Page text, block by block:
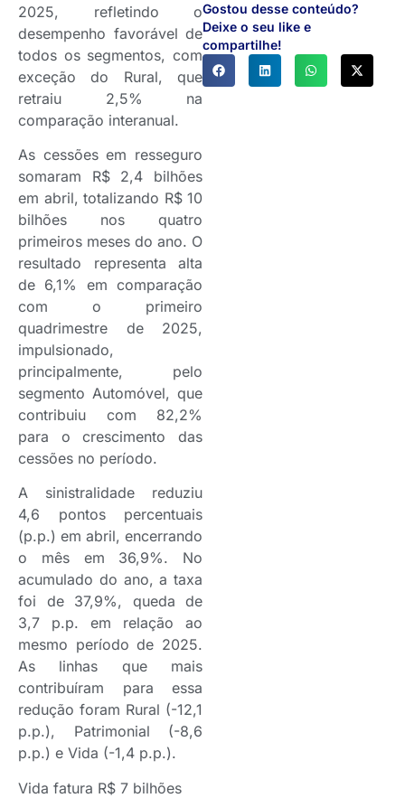
Gostou desse conteúdo?
Deixe o seu like e
compartilhe!
2025, refletindo o
desempenho favorável de
todos os segmentos, com
exceção do Rural, que
retraiu 2,5% na
comparação interanual.
As cessões em resseguro
somaram R$ 2,4 bilhões
em abril, totalizando R$ 10
bilhões nos quatro
primeiros meses do ano. O
resultado representa alta
de 6,1% em comparação
com o primeiro
quadrimestre de 2025,
impulsionado,
principalmente, pelo
segmento Automóvel, que
contribuiu com 82,2%
para o crescimento das
cessões no período.
A sinistralidade reduziu
4,6 pontos percentuais
(p.p.) em abril, encerrando
o mês em 36,9%. No
acumulado do ano, a taxa
foi de 37,9%, queda de
3,7 p.p. em relação ao
mesmo período de 2025.
As linhas que mais
contribuíram para essa
redução foram Rural (-12,1
p.p.), Patrimonial (-8,6
p.p.) e Vida (-1,4 p.p.).
Vida fatura R$ 7 bilhões